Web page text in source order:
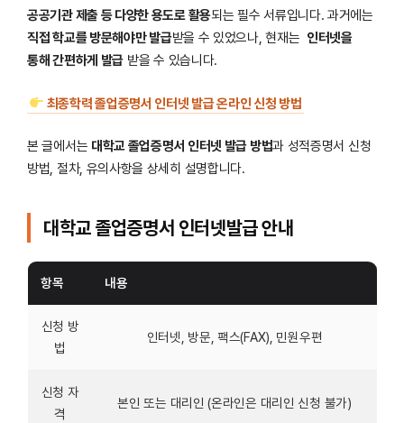
공공기관 제출 등 다양한 용도로 활용되는 필수 서류입니다. 과거에는
직접 학교를 방문해야만 발급받을 수 있었으나, 현재는 인터넷을
통해 간편하게 발급 받을 수 있습니다.
최종학력 졸업증명서 인터넷 발급 온라인 신청 방법
본 글에서는 대학교 졸업증명서 인터넷 발급 방법과 성적증명서 신청
방법, 절차, 유의사항을 상세히 설명합니다.
대학교 졸업증명서 인터넷발급 안내
항목 내용
신청 방
법
인터넷, 방문, 팩스(FAX), 민원우편
신청 자
격
본인 또는 대리인 (온라인은 대리인 신청 불가)